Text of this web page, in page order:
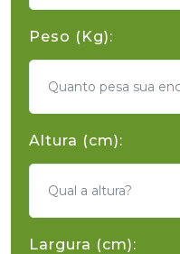
Peso (Kg):
Altura (cm):
Largura (cm):